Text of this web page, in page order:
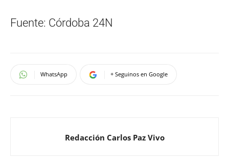
Fuente: Córdoba 24N
WhatsApp + Seguinos en Google
Redacción Carlos Paz Vivo